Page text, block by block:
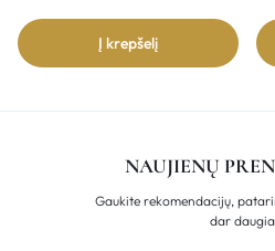
Į krepšelį
NAUJIENŲ
Gaukite rekomendacijų,
dar